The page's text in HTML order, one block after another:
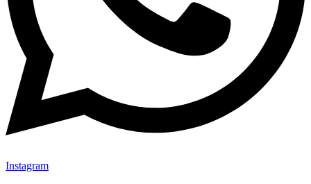
Instagram